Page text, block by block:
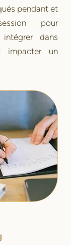
pendant et
pour
dans
impacter un